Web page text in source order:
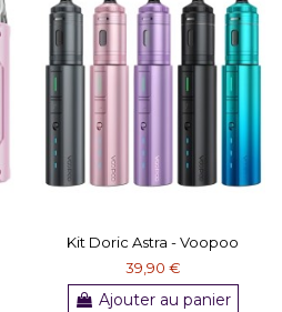
Kit Doric Astra - Voopoo
39,90 €
Ajouter au panier